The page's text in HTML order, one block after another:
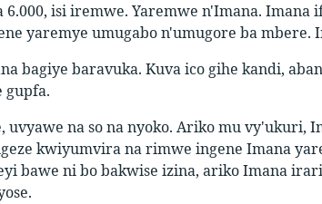
6.000, isi iremwe. Yaremwe n'Imana.
yaremye umugabo n'umugore ba mbere.
bagiye baravuka. Kuva ico gihe kandi,
gupfa.
uvyawe na so na nyoko. Ariko mu vy'ukuri,
kwiyumvira na rimwe ingene Imana
bawe ni bo bakwise izina, ariko Imana